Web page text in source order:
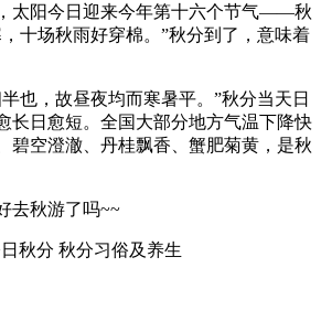
太阳今日迎来今年第十六个节气——秋
十场秋雨好穿棉。”秋分到了，意味着
也，故昼夜均而寒暑平。”秋分当天日
长日愈短。全国大部分地方气温下降快
碧空澄澈、丹桂飘香、蟹肥菊黄，是秋
去秋游了吗~~